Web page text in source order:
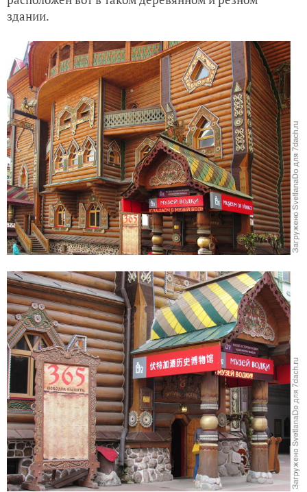
Сколько же здесь находится музеев, нужно несколько
дней, чтобы посетить их! Музей истории водки
расположен вот в таком деревянном и резном
здании.